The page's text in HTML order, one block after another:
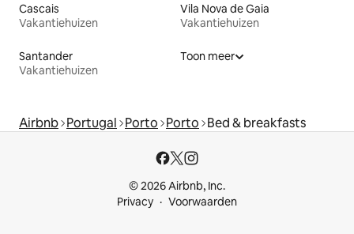
Cascais
Vakantiehuizen
Vila Nova de Gaia
Vakantiehuizen
Santander
Vakantiehuizen
Toon meer
Airbnb Portugal Porto Porto Bed & breakfasts
© 2026 Airbnb, Inc.
Privacy
Voorwaarden